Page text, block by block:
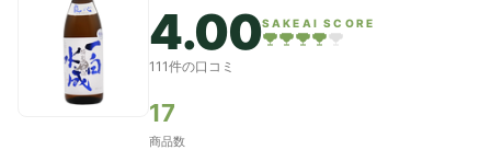
4.00SAKEAI SCORE
111件の口コミ
17
商品数